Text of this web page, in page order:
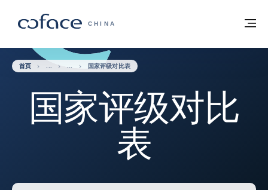
科法斯：携手共创安全贸易 - 首页
CHINA
返回首页
首页 国家评级对比表
国家评级对比
表